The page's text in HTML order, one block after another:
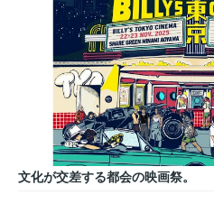
文化が交差する都会の映画祭。